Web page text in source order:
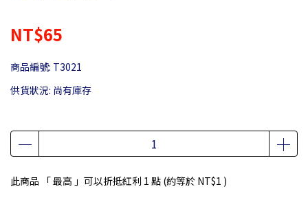
NT$65
商品編號: T3021
供貨狀況: 尚有庫存
此商品 「 最高 」可以折抵紅利 1 點 (約等於 NT$1 )